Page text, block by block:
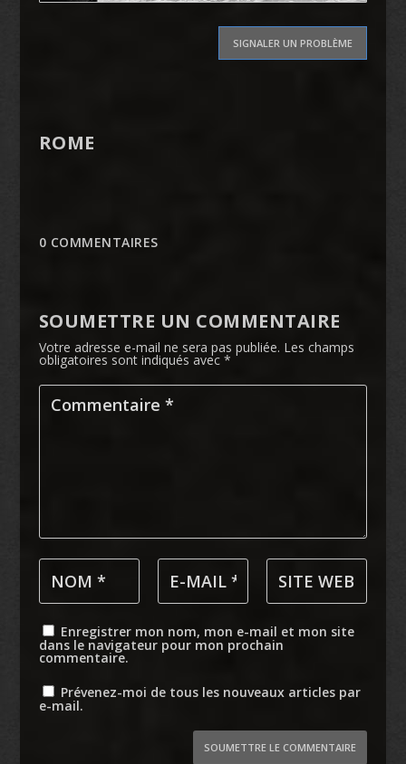
SIGNALER UN PROBLÈME
ROME
0 COMMENTAIRES
SOUMETTRE UN COMMENTAIRE
Votre adresse e-mail ne sera pas publiée. Les champs
obligatoires sont indiqués avec *
Enregistrer mon nom, mon e-mail et mon site
dans le navigateur pour mon prochain
commentaire.
Prévenez-moi de tous les nouveaux articles par
e-mail.
SOUMETTRE LE COMMENTAIRE